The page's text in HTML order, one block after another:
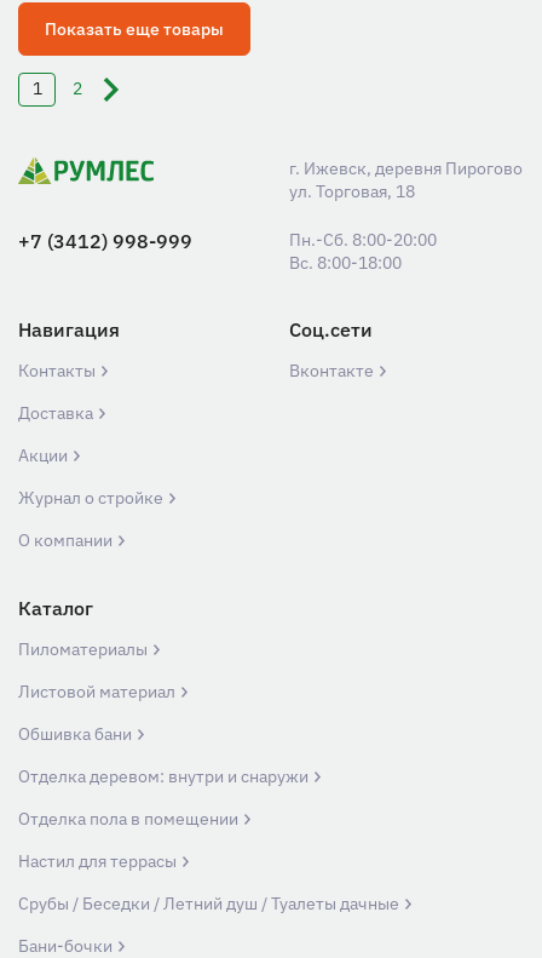
Показать еще товары
1 2
г. Ижевск, деревня Пирогово
ул. Торговая, 18
+7 (3412) 998-999
Пн.-Сб. 8:00-20:00
Вс. 8:00-18:00
Навигация
Контакты
Доставка
Акции
Журнал о стройке
О компании
Соц.сети
Вконтакте
Каталог
Пиломатериалы
Листовой материал
Обшивка бани
Отделка деревом: внутри и снаружи
Отделка пола в помещении
Настил для террасы
Срубы / Беседки / Летний душ / Туалеты дачные
Бани-бочки